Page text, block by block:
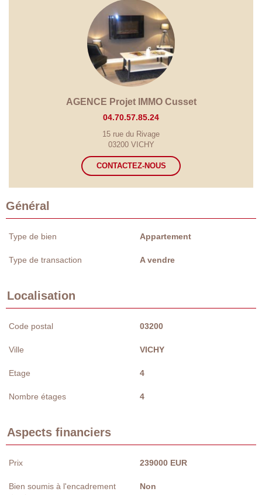
AGENCE Projet IMMO Cusset
04.70.57.85.24
15 rue du Rivage
03200 VICHY
CONTACTEZ-NOUS
Général
Type de bien Appartement
Type de transaction A vendre
Localisation
Code postal 03200
Ville VICHY
Etage 4
Nombre étages 4
Aspects financiers
Prix 239000 EUR
Bien soumis à l'encadrement
Non